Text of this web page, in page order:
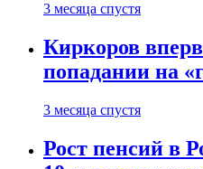
3 месяца спустя
Киркоров
попадании на
3 месяца спустя
Рост пенсий в